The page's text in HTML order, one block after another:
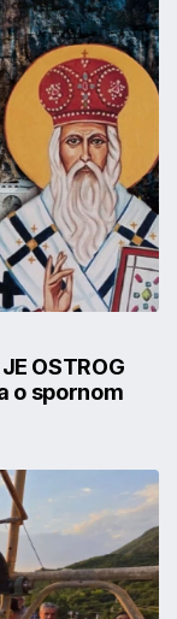
OSTROG
o spornom